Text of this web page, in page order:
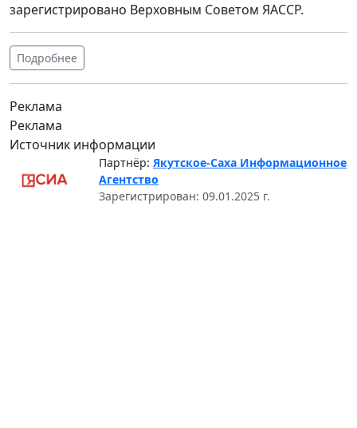
зарегистрировано Верховным Советом ЯАССР.
Подробнее
Реклама
Реклама
Источник информации
Партнёр: Якутское-Саха Информационное
Агентство
Зарегистрирован: 09.01.2025 г.